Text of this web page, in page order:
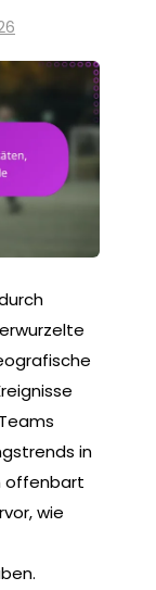
in
offenbart
wie